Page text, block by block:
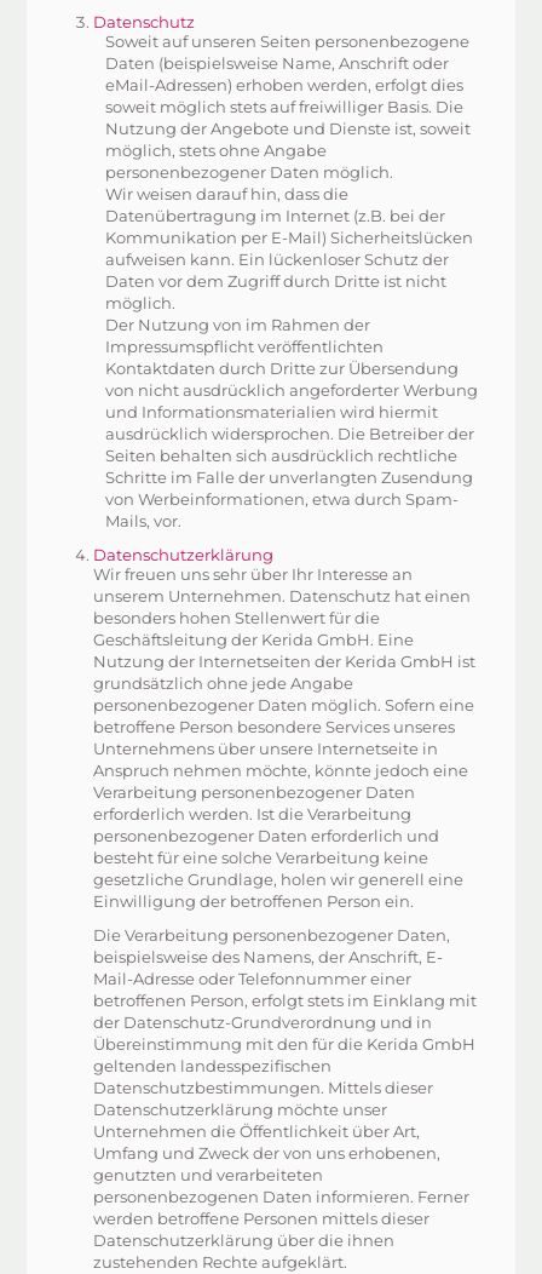
Datenschutz
Soweit auf unseren Seiten personenbezogene
Daten (beispielsweise Name, Anschrift oder
eMail-Adressen) erhoben werden, erfolgt dies
soweit möglich stets auf freiwilliger Basis. Die
Nutzung der Angebote und Dienste ist, soweit
möglich, stets ohne Angabe
personenbezogener Daten möglich.
Wir weisen darauf hin, dass die
Datenübertragung im Internet (z.B. bei der
Kommunikation per E-Mail) Sicherheitslücken
aufweisen kann. Ein lückenloser Schutz der
Daten vor dem Zugriff durch Dritte ist nicht
möglich.
Der Nutzung von im Rahmen der
Impressumspflicht veröffentlichten
Kontaktdaten durch Dritte zur Übersendung
von nicht ausdrücklich angeforderter Werbung
und Informationsmaterialien wird hiermit
ausdrücklich widersprochen. Die Betreiber der
Seiten behalten sich ausdrücklich rechtliche
Schritte im Falle der unverlangten Zusendung
von Werbeinformationen, etwa durch Spam-
Mails, vor.
Datenschutzerklärung
Wir freuen uns sehr über Ihr Interesse an
unserem Unternehmen. Datenschutz hat einen
besonders hohen Stellenwert für die
Geschäftsleitung der Kerida GmbH. Eine
Nutzung der Internetseiten der Kerida GmbH ist
grundsätzlich ohne jede Angabe
personenbezogener Daten möglich. Sofern eine
betroffene Person besondere Services unseres
Unternehmens über unsere Internetseite in
Anspruch nehmen möchte, könnte jedoch eine
Verarbeitung personenbezogener Daten
erforderlich werden. Ist die Verarbeitung
personenbezogener Daten erforderlich und
besteht für eine solche Verarbeitung keine
gesetzliche Grundlage, holen wir generell eine
Einwilligung der betroffenen Person ein.
Die Verarbeitung personenbezogener Daten,
beispielsweise des Namens, der Anschrift, E-
Mail-Adresse oder Telefonnummer einer
betroffenen Person, erfolgt stets im Einklang mit
der Datenschutz-Grundverordnung und in
Übereinstimmung mit den für die Kerida GmbH
geltenden landesspezifischen
Datenschutzbestimmungen. Mittels dieser
Datenschutzerklärung möchte unser
Unternehmen die Öffentlichkeit über Art,
Umfang und Zweck der von uns erhobenen,
genutzten und verarbeiteten
personenbezogenen Daten informieren. Ferner
werden betroffene Personen mittels dieser
Datenschutzerklärung über die ihnen
zustehenden Rechte aufgeklärt.